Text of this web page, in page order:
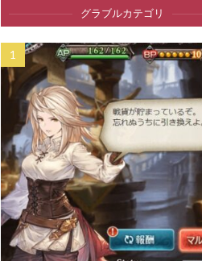
グラブルカテゴリ